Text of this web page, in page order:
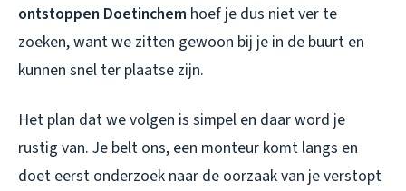
ontstoppen Doetinchem hoef je dus niet ver te
zoeken, want we zitten gewoon bij je in de buurt en
kunnen snel ter plaatse zijn.
Het plan dat we volgen is simpel en daar word je
rustig van. Je belt ons, een monteur komt langs en
doet eerst onderzoek naar de oorzaak van jeverstopt